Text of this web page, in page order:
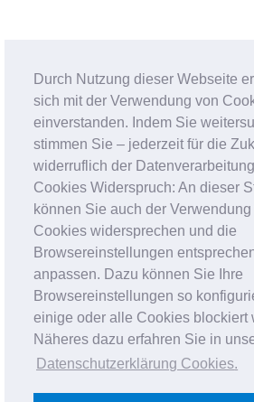
Durch Nutzung dieser Webseite
sich mit der Verwendung von
einverstanden. Indem Sie
stimmen Sie – jederzeit für die
widerruflich der
Cookies Widerspruch: An dieser
können Sie auch der Verwendung
Cookies widersprechen und die
Browsereinstellungen
anpassen. Dazu können Sie Ihre
Browsereinstellungen so
einige oder alle Cookies blockiert
Näheres dazu erfahren Sie in
Datenschutzerklärung Cookies.